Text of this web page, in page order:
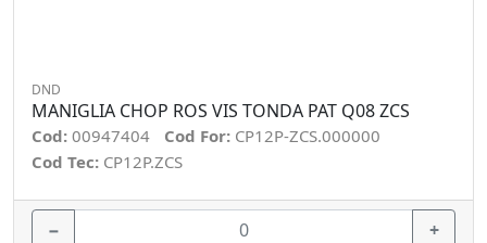
DND
MANIGLIA CHOP ROS VIS TONDA PAT Q08 ZCS
Cod: 00947404 Cod For: CP12P-ZCS.000000
Cod Tec: CP12P.ZCS
− +